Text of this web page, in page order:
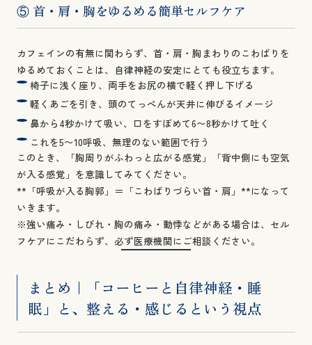
⑤ 首・肩・胸をゆるめる簡単セルフケア
カフェインの有無に関わらず、首・肩・胸まわりのこわばりを
ゆるめておくことは、自律神経の安定にとても役立ちます。
椅子に浅く座り、両手をお尻の横で軽く押し下げる
軽くあごを引き、頭のてっぺんが天井に伸びるイメージ
鼻から4秒かけて吸い、口をすぼめて6〜8秒かけて吐く
これを5〜10呼吸、無理のない範囲で行う
このとき、「胸周りがふわっと広がる感覚」「背中側にも空気
が入る感覚」を意識してみてください。
**「呼吸が入る胸郭」＝「こわばりづらい首・肩」**になって
いきます。
※強い痛み・しびれ・胸の痛み・動悸などがある場合は、セル
フケアにこだわらず、必ず医療機関にご相談ください。
まとめ｜「コーヒーと自律神経・睡
眠」と、整える・感じるという視点